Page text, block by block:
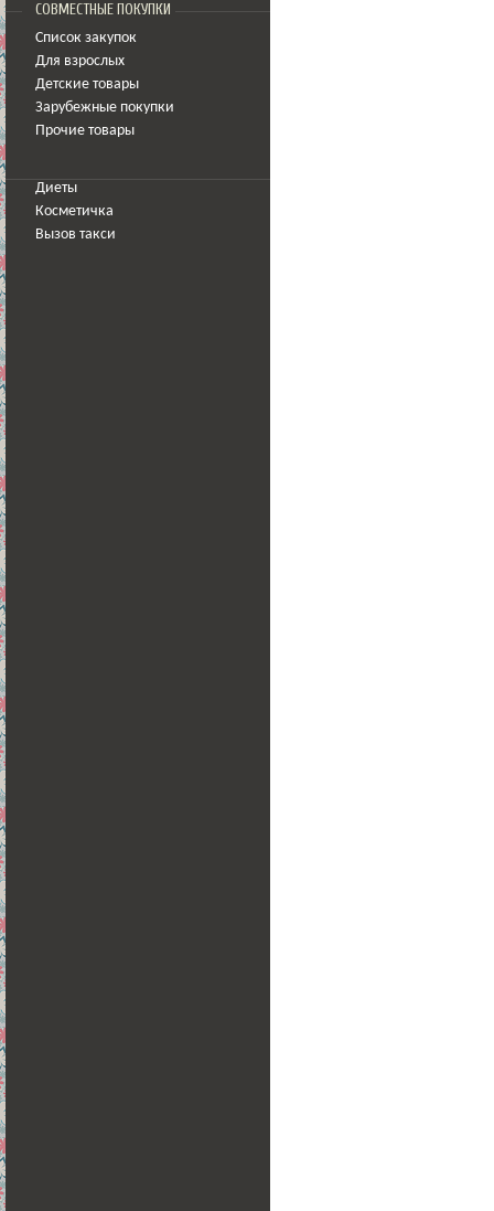
СОВМЕСТНЫЕ ПОКУПКИ
Список закупок
Для взрослых
Детские товары
Зарубежные покупки
Прочие товары
Диеты
Косметичка
Вызов такси